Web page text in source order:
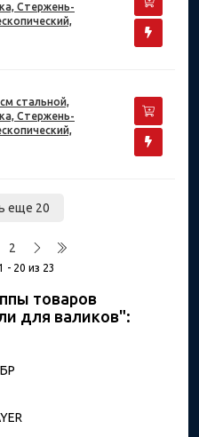
Стержень-
см стальной,
Стержень-
еще 20
2
- 20 из 23
товаров
для валиков":